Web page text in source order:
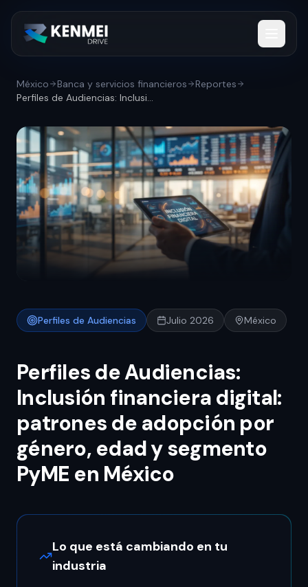
México Banca y servicios financieros
Reportes
Perfiles de Audiencias: Inclusión financ...
Perfiles de Audiencias Julio 2026 México
Perfiles de Audiencias:
Inclusión financiera digital:
patrones de adopción por
género, edad y segmento
PyME en México
Lo que está cambiando en tu
industria